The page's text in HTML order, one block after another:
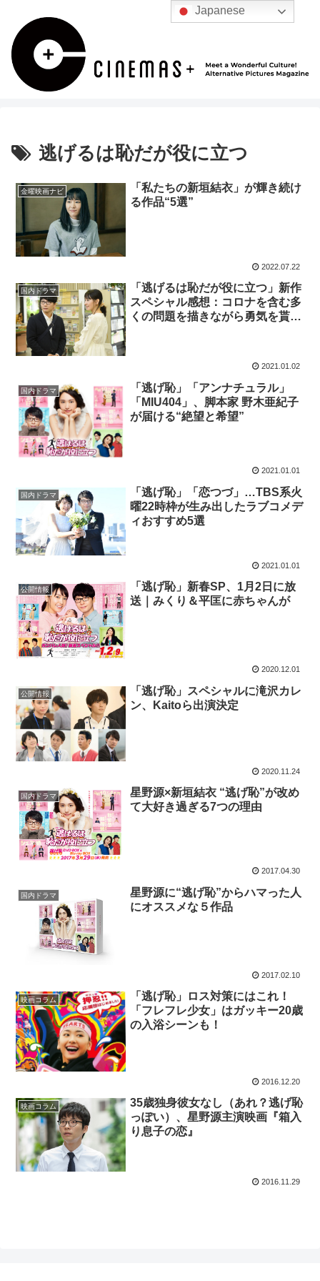
逃げるは恥だが役に立つ
金曜映画ナビ
「私たちの新垣結衣」が輝き続け
る作品“5選”
2022.07.22
国内ドラマ
「逃げるは恥だが役に立つ」新作
スペシャル感想：コロナを含む多
くの問題を描きながら勇気を貰っ
2021.01.02
国内ドラマ
「逃げ恥」「アンナチュラル」
「MIU404」、脚本家 野木亜紀子
が届ける“絶望と希望”
2021.01.01
国内ドラマ
「逃げ恥」「恋つづ」…TBS系火
曜22時枠が生み出したラブコメデ
ィおすすめ5選
2021.01.01
公開情報
「逃げ恥」新春SP、1月2日に放
送｜みくり＆平匡に赤ちゃんが
2020.12.01
公開情報
「逃げ恥」スペシャルに滝沢カレ
ン、Kaitoら出演決定
2020.11.24
国内ドラマ
星野源×新垣結衣 “逃げ恥”が改め
て大好き過ぎる7つの理由
2017.04.30
国内ドラマ
星野源に“逃げ恥”からハマった人
にオススメな５作品
2017.02.10
映画コラム
「逃げ恥」ロス対策にはこれ！
「フレフレ少女」はガッキー20歳
の入浴シーンも！
2016.12.20
映画コラム
35歳独身彼女なし（あれ？逃げ恥
っぽい）、星野源主演映画『箱入
り息子の恋』
2016.11.29
Japanese